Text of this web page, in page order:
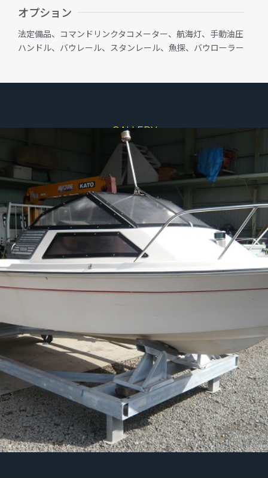
オプション
法定備品、コマンドリンクタコメーター、航海灯、手動油圧
ハンドル、バウレール、スタンレール、魚探、バウローラー
GALLERY